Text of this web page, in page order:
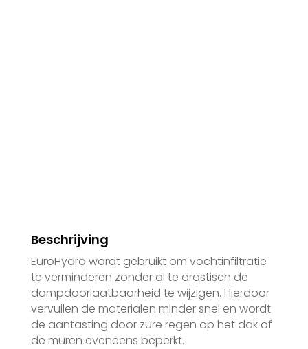
Beschrijving
EuroHydro wordt gebruikt om vochtinfiltratie
te verminderen zonder al te drastisch de
dampdoorlaatbaarheid te wijzigen. Hierdoor
vervuilen de materialen minder snel en wordt
de aantasting door zure regen op het dak of
de muren eveneens beperkt.